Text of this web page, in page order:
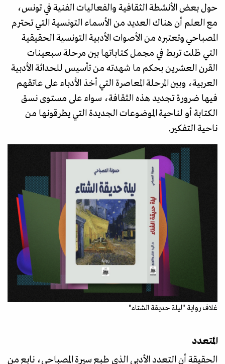
حول بعض الأنشطة الثقافية والفعاليات الفنية في تونس،
مع العلم أن هناك العديد من الأسماء التونسية التي تحترم
المصباحي وتعتبره من الأصوات الأدبية التونسية الحقيقية
التي ظلت تربط في مجمل كتاباتها بين مرحلة سبعينات
القرن العشرين بحكم ما شهدته من تأسيس للحداثة الأدبية
العربية، وبين المرحلة المعاصرة التي أخذ الأدباء على عاتقهم
فيها ضرورة تجديد هذه الثقافة، سواء على مستوى نسق
الكتابة أو لناحية الموضوعات الجديدة التي يطرقونها من
ناحية التفكير.
غلاف رواية "ليلة حديقة الشتاء"
المتعدد
الحقيقة أن التعدد الأدبي الذي طبع سيرة المصباحي، نابع من